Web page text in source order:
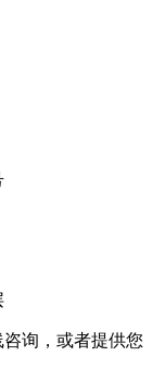
询，或者提供您